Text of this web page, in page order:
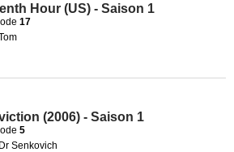
Hour (US) - Saison 1
17
(2006) - Saison 1
5
Senkovich